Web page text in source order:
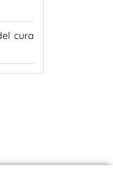
cura